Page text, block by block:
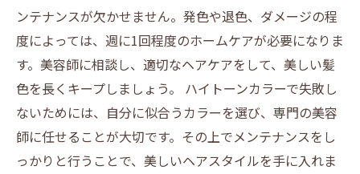
ンテナンスが欠かせません。発色や退色、ダメージの程
度によっては、週に1回程度のホームケアが必要になりま
す。美容師に相談し、適切なヘアケアをして、美しい髪
色を長くキープしましょう。 ハイトーンカラーで失敗し
ないためには、自分に似合うカラーを選び、専門の美容
師に任せることが大切です。その上でメンテナンスをし
っかりと行うことで、美しいヘアスタイルを手に入れま